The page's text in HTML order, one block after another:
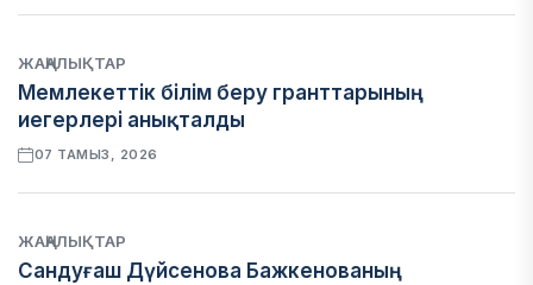
ЖАҢАЛЫҚТАР
Мемлекеттік білім беру гранттарының
иегерлері анықталды
07 ТАМЫЗ, 2026
ЖАҢАЛЫҚТАР
Сандуғаш Дүйсенова Бажкенованың